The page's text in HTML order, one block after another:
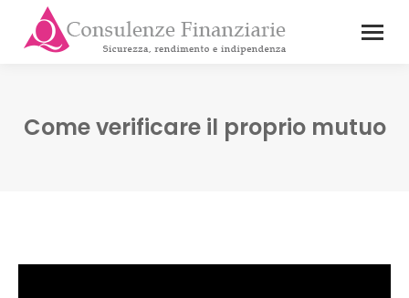
Come verificare il proprio mutuo